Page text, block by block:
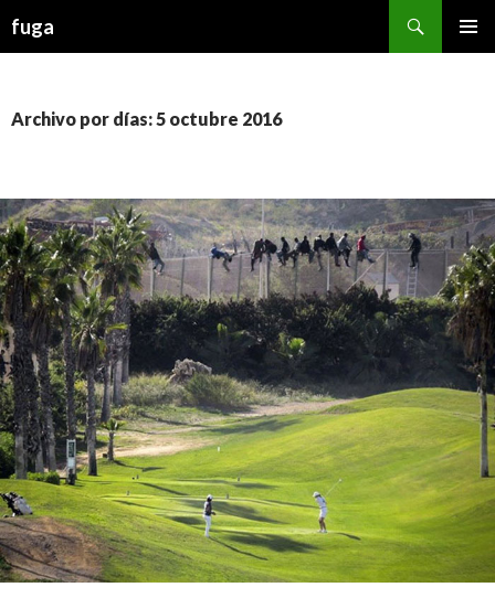
fuga
Archivo por días: 5 octubre 2016